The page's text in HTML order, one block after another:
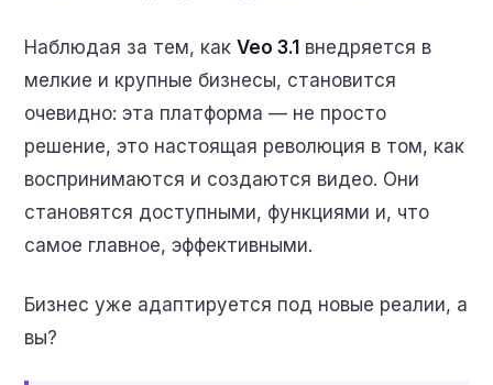
Наблюдая за тем, какVeo 3.1 внедряется в
мелкие и крупные бизнесы, становится
очевидно: эта платформа — не просто
решение, это настоящая революция в том, как
воспринимаются и создаются видео. Они
становятся доступными, функциями и, что
самое главное, эффективными.
Бизнес уже адаптируется под новые реалии, а
вы?